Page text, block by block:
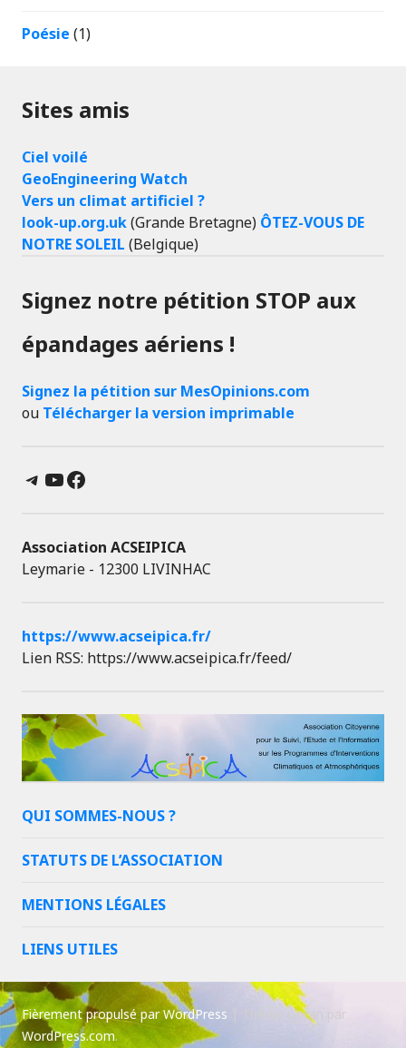
Poésie (1)
Sites amis
Ciel voilé
GeoEngineering Watch
Vers un climat artificiel ?
look-up.org.uk(Grande Bretagne) ÔTEZ-VOUS DE
NOTRE SOLEIL (Belgique)
Signez notre pétition STOP aux
épandages aériens !
Signez la pétition sur MesOpinions.com
ou Télécharger la version imprimable
Telegram
YouTube
Facebook
Association ACSEIPICA
Leymarie - 12300 LIVINHAC
https://www.acseipica.fr/
Lien RSS: https://www.acseipica.fr/feed/
QUI SOMMES-NOUS ?
STATUTS DE L’ASSOCIATION
MENTIONS LÉGALES
LIENS UTILES
Fièrement propulsé par WordPress
Thème Goran par
WordPress.com.